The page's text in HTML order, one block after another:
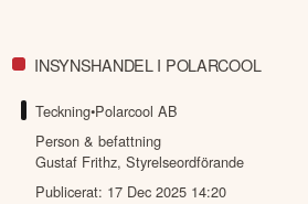
INSYNSHANDEL I POLARCOOL
Teckning•Polarcool AB
Person & befattning
Gustaf Frithz,Styrelseordförande
Publicerat: 17 Dec 2025 14:20